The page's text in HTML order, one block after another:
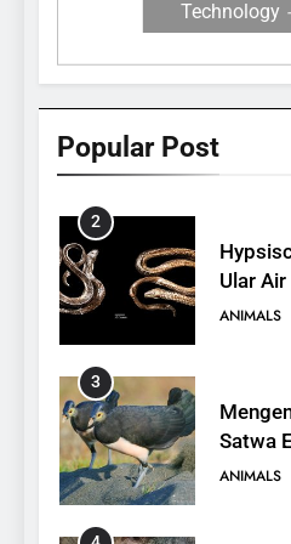
Technology
Popular Post
1
2
Ular
Towuti
ANIMALS
3
Satwa
yang
ANIMALS